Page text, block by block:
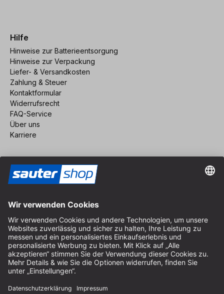
Hilfe
Hinweise zur Batterieentsorgung
Hinweise zur Verpackung
Liefer- & Versandkosten
Zahlung & Steuer
Kontaktformular
Widerrufsrecht
FAQ-Service
Über uns
Karriere
Impressum
AGB
Datenschutz
Cookie-Einstellungen
© 2026 sauter GmbH